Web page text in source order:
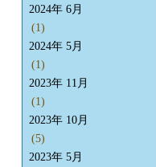
2024年 6月
(1)
2024年 5月
(1)
2023年 11月
(1)
2023年 10月
(5)
2023年 5月